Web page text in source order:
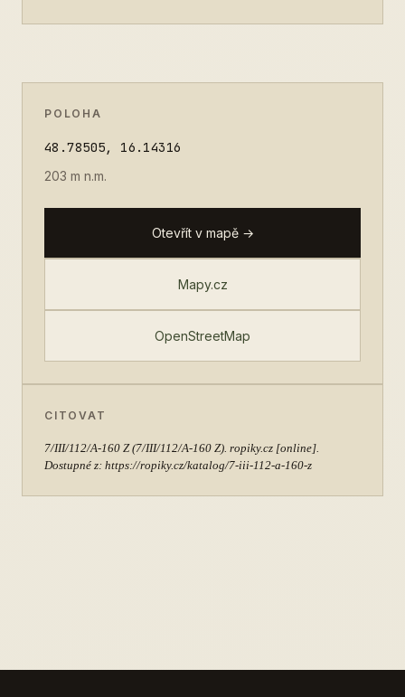
POLOHA
48.78505, 16.14316
203 m n.m.
Otevřít v mapě →
Mapy.cz
OpenStreetMap
CITOVAT
7/III/112/A-160 Z(7/III/112/A-160 Z). ropiky.cz [online].
Dostupné z: https://ropiky.cz/katalog/7-iii-112-a-160-z